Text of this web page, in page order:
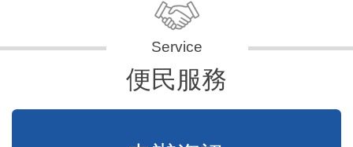
便民服務